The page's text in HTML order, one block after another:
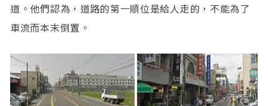
道。他們認為，道路的第一順位是給人走的，不能為了
車流而本末倒置。